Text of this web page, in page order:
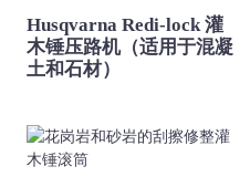
Husqvarna Redi-lock 灌
木锤压路机（适用于混凝
土和石材）